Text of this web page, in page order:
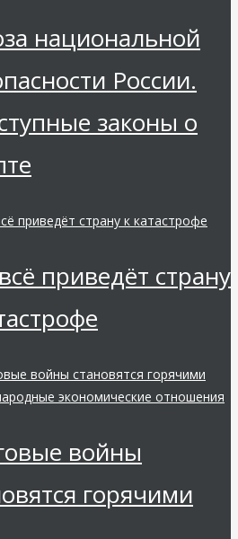
национальной
России.
законы о
приведёт страну
экономические отношения
войны
горячими